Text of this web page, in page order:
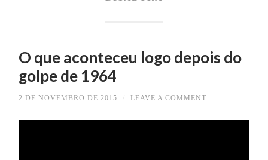
O que aconteceu logo depois do
golpe de 1964
2 DE NOVEMBRO DE 2015 LEAVE A COMMENT